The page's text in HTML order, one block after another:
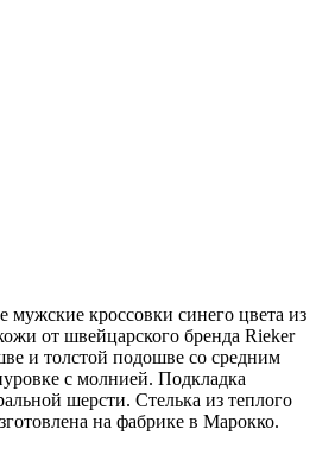
кроссовки синего цвета из
от швейцарского бренда Rieker
и толстой подошве со средним
с молнией. Подкладка
шерсти. Стелька из теплого
на фабрике в Марокко.